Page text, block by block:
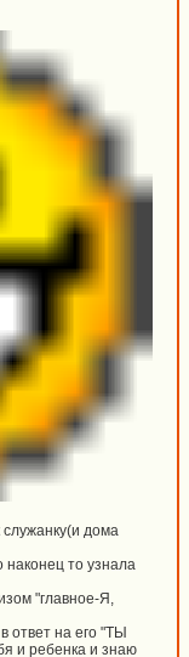
дома
наконец то узнала
"главное-Я,
ответ на его "ТЫ
и ребенка и знаю